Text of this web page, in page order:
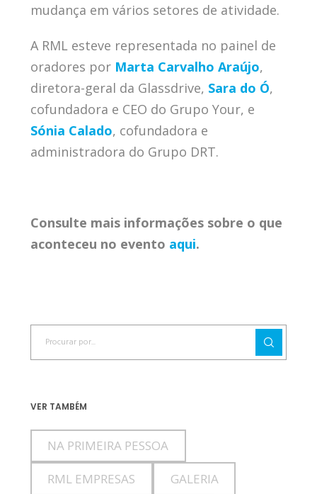
mudança em vários setores de atividade.
A RML esteve representada no painel de
oradores por Marta Carvalho Araújo,
diretora-geral da Glassdrive, Sara do Ó,
cofundadora e CEO do Grupo Your, e
Sónia Calado, cofundadora e
administradora do Grupo DRT.
Consulte mais informações sobre o que
aconteceu no evento aqui.
VER TAMBÉM
NA PRIMEIRA PESSOA
RML EMPRESAS GALERIA